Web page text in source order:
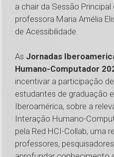
a chair da Sessão Principal
professora Maria Amélia
de Acessibilidade.
As Jornadas
Humano-Computador
incentivar a participação
estudantes de graduação
Iberoamérica, sobre a
Interação Humano-
pela Red HCI-Collab, uma
professores,